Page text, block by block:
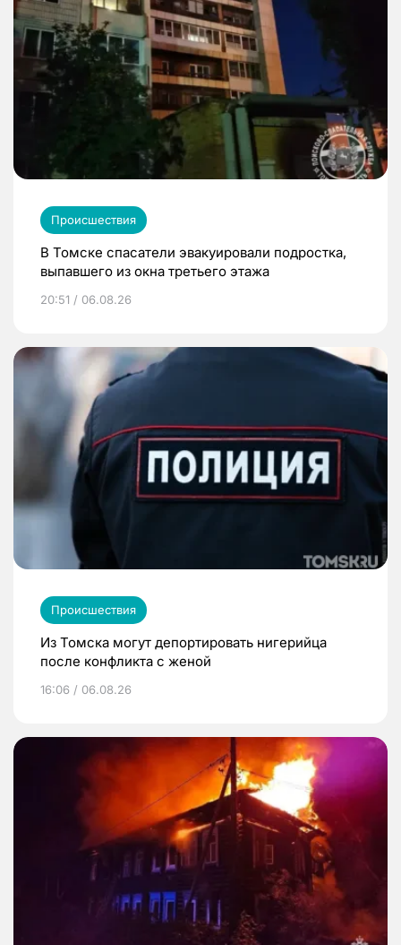
Происшествия
В Томске спасатели эвакуировали подростка,
выпавшего из окна третьего этажа
20:51 / 06.08.26
Происшествия
Из Томска могут депортировать нигерийца
после конфликта с женой
16:06 / 06.08.26